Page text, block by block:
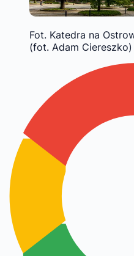
Fot. Katedra na
(fot. Adam Ciereszko)